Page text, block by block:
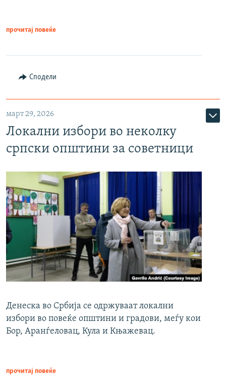
прочитај повеќе
Сподели
март 29, 2026
Локални избори во неколку
српски општини за советници
Денеска во Србија се одржуваат локални
избори во повеќе општини и градови, меѓу кои
Бор, Аранѓеловац, Кула и Књажевац.
прочитај повеќе